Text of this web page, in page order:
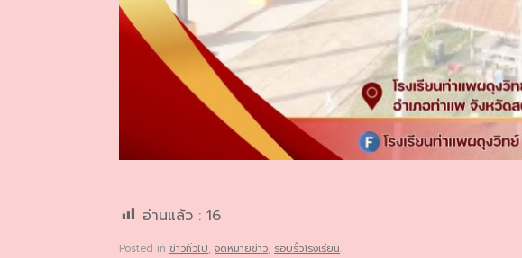
อ่านแล้ว : 16
Posted in ข่าวทั่วไป, จดหมายข่าว, รอบรั้วโรงเรียน.